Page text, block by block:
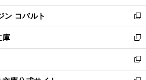
開
く
ウ
で
開
く
ン
ド
ウ
で
開
く
ウ
ィ
ン
ド
ウ
で
開
ン コバルト
新
し
い
ウ
ィ
ン
庫
新
し
い
ウ
新
し